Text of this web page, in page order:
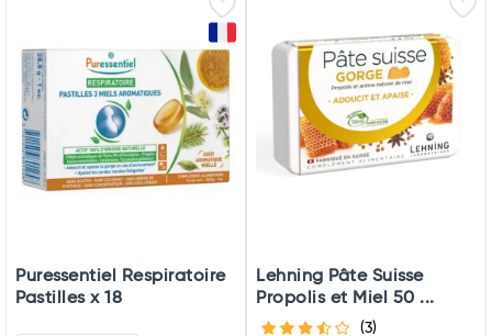
Puressentiel Respiratoire
Pastilles x 18
Lehning Pâte Suisse
Propolis et Miel 50 ...
(3)